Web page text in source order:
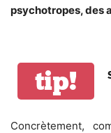
psychotropes, des
tip!
Concrètement,